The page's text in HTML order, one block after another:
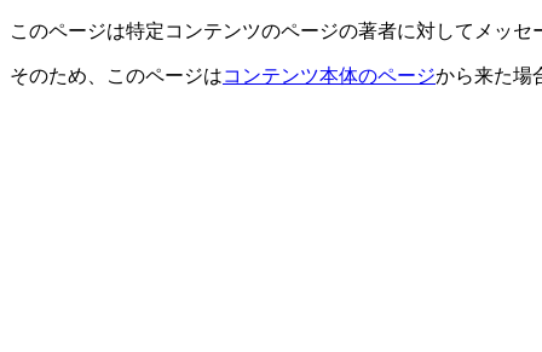
このページは特定コンテンツのページの著者に対してメッ
そのため、このページはコンテンツ本体のページから来た場